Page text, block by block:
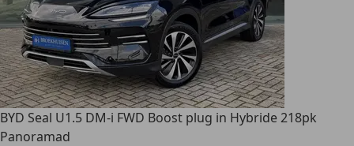
BYD Seal U1.5 DM-i FWD Boost plug in Hybride 218pk
Panoramad